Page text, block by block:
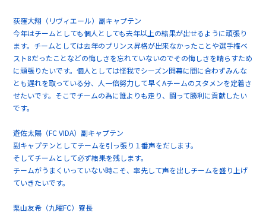
荻窪大翔（リヴィエール）副キャプテン
今年はチームとしても個人としても去年以上の結果が出せるように頑張り
ます。チームとしては去年のプリンス昇格が出来なかったことや選手権ベ
スト8だったことなどの悔しさを忘れていないのでその悔しさを晴らすため
に頑張りたいです。個人としては怪我でシーズン開幕に間に合わずみんな
とも遅れを取っている分、人一倍努力して早くAチームのスタメンを定着さ
せたいです。そこでチームの為に誰よりも走り、闘って勝利に貢献したい
です。
遊佐太陽（FC VIDA）副キャプテン
副キャプテンとしてチームを引っ張り１番声をだします。
そしてチームとして必ず結果を残します。
チームがうまくいっていない時こそ、率先して声を出しチームを盛り上げ
ていきたいです。
栗山友希（九曜FC）寮長